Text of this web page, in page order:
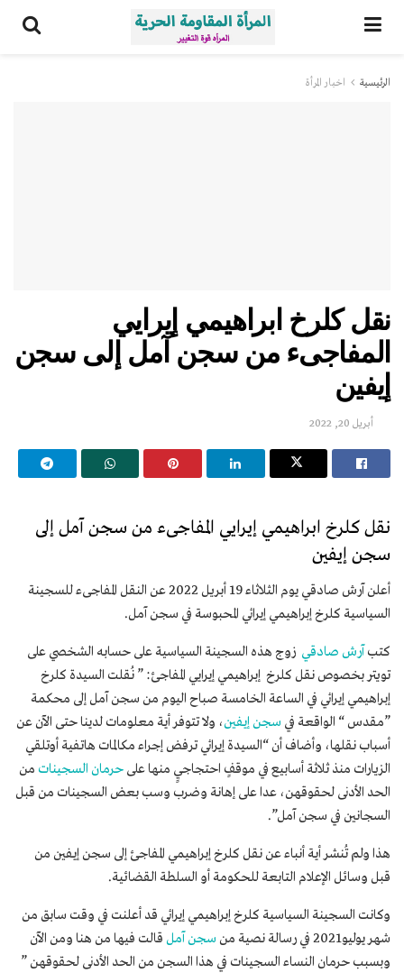
الرئيسية اخبار المرأة
نقل كلرخ ابراهيمي إيرايي
المفاجىء من سجن آمل إلى سجن
إيفين
أبريل 20, 2022
نقل كلرخ ابراهيمي إيرايي المفاجىء من سجن آمل إلى
سجن إيفين
أعلن آرش صادقي يوم الثلاثاء 19 أبريل 2022 عن النقل المفاجىء للسجينة
السياسية كلرخ إبراهيمي إيرائي المحبوسة في سجن آمل.
كتب آرش صادقي زوج هذه السجينة السياسية على حسابه الشخصي على
تويتر بخصوص نقل كلرخ إبراهيمي إيرايي المفاجئ: ” نُقلت السيدة كلرخ
إبراهيمي إيرائي في الساعة الخامسة صباح اليوم من سجن آمل إلى محكمة
”مقدس “ الواقعة في سجن إيفين، ولا تتوفر أية معلومات لدينا حتى الآن عن
أسباب نقلها، وأضاف أن “السيدة إيرائي ترفض إجراء مكالمات هاتفية أوتلقي
الزيارات منذ ثلاثة أسابيع في موقفٍ احتجاجيٍ منها على حرمان السجينات من
الحد الأدنى لحقوقهن، عدا على إهانة وضرب وسب بعض السجينات من قبل
السجانين في سجن آمل”.
هذا ولم تُنشر أية أنباء عن نقل كلرخ إبراهيمي المفاجئ إلى سجن إيفين من
قبل وسائل الإعلام التابعة للحكومة أو السلطة القضائية.
وكانت السجينة السياسية كلرخ إبراهيمي إيرائي قد أعلنت في وقت سابق من
شهر يوليو2021 في رسالة نصية من
سجن آمل قالت فيها من هنا ومن الآن
وبسبب حرمان النساء السجينات في هذا السجن من الحد الأدنى لحقوقهن ”